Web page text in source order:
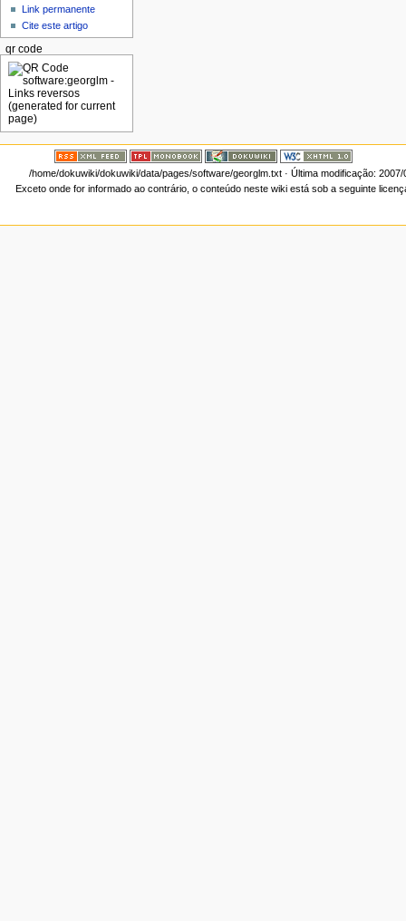
Link permanente
Cite este artigo
qr code
/home/dokuwiki/dokuwiki/data/pages/software/georglm.txt· Última modificação:
Exceto onde for informado ao contrário, o conteúdo neste wiki está sob a seguinte